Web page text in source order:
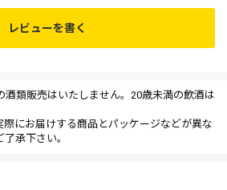
レビューを書く
酒類販売はいたしません。20歳未満の飲酒は
際にお届けする商品とパッケージなどが異な
承下さい。